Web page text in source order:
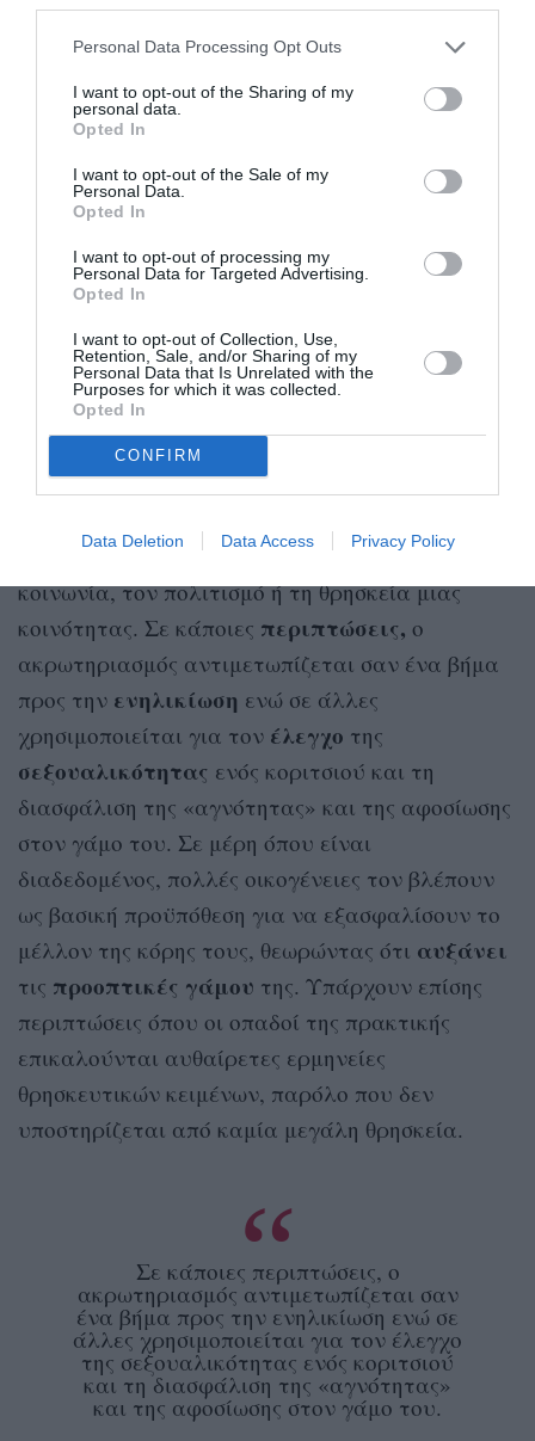
Personal Data Processing Opt Outs
I want to opt-out of the Sharing of my
personal data.
Opted In
I want to opt-out of the Sale of my
Personal Data.
Opted In
I want to opt-out of processing my
Personal Data for Targeted Advertising.
Opted In
I want to opt-out of Collection, Use,
Retention, Sale, and/or Sharing of my
Personal Data that Is Unrelated with the
Purposes for which it was collected.
Opted In
CONFIRM
Data Deletion Data Access Privacy Policy
Πού εφαρμόζεται σήμερα
92 χώρες
τις οποίες μόλις οι
που
απαγορεύουν
γυναικείων γεννητικών οργάνων. Βρίσκονται
κυρίως στην Αφρική, την Ασία και τη Μέση
Ανατολή. Ωστόσο καταγράφονται κρούσματα
ακόμα και στην Ευρώπη, ειδικά σε πληθυσμούς
μεταναστών, στην Αμερική, ακόμα και στην
Ωκεανία. Πιο ευάλωτα είναι τα κορίτσια που
ζουν στη φτώχεια και στις απομακρυσμένες,
αγροτικές περιοχές κάθε χώρας.
Γιατί εφαρμόζεται
Οι λόγοι μπορούν να αναζητηθούν στην
κοινωνία, τον πολιτισμό ή τη θρησκεία μιας
κοινότητας. Σε κάποιες περιπτώσεις, ο
ακρωτηριασμός αντιμετωπίζεται σαν ένα βήμα
προς την ενηλικίωση ενώ σε άλλες
χρησιμοποιείται για τον έλεγχο της
σεξουαλικότητας ενός κοριτσιού και τη
διασφάλιση της «αγνότητας» και της αφοσίωσης
στον γάμο του. Σε μέρη όπου είναι
διαδεδομένος, πολλές οικογένειες τον βλέπουν
ως βασική προϋπόθεση για να εξασφαλίσουν το
μέλλον της κόρης τους, θεωρώντας ότι αυξάνει
τις προοπτικές γάμου της. Υπάρχουν επίσης
περιπτώσεις όπου οι οπαδοί της πρακτικής
επικαλούνται αυθαίρετες ερμηνείες
θρησκευτικών κειμένων, παρόλο που δεν
υποστηρίζεται από καμία μεγάλη θρησκεία.
Σε κάποιες περιπτώσεις, ο
ακρωτηριασμός αντιμετωπίζεται σαν
ένα βήμα προς την ενηλικίωση ενώ σε
άλλες χρησιμοποιείται για τον έλεγχο
της σεξουαλικότητας ενός κοριτσιού
και τη διασφάλιση της «αγνότητας»
και της αφοσίωσης στον γάμο του.